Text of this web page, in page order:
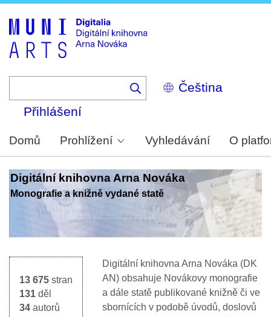
Select
your
Přihlášení
Domů Prohlížení Vyhledávání O
Digitální knihovna Arna Nováka
Monografie a knižně vydané statě
13 675 stran
131 děl
34 autorů
Digitální knihovna Arna Nováka (DK
AN) obsahuje Novákovy monografie
a dále statě publikované knižně či ve
sbornících v podobě úvodů, doslovů